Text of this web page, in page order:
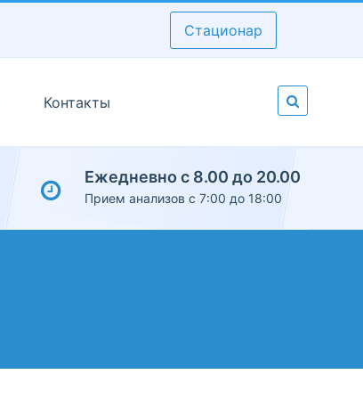
Стационар
Контакты
Ежедневно с 8.00 до 20.00
Прием анализов с 7:00 до 18:00